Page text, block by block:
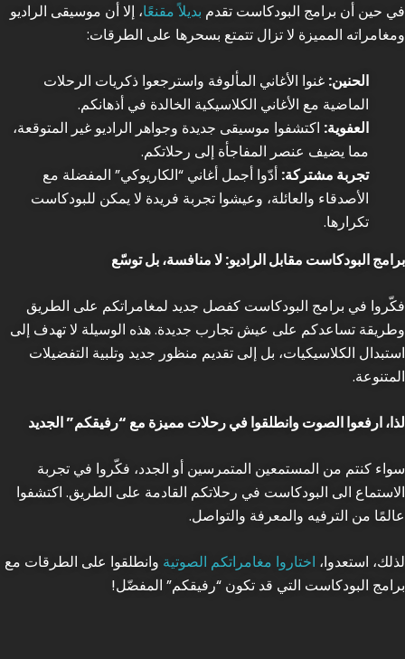
في حين أن برامج البودكاست تقدم بديلاً مقنعًا، إلا أن موسيقى الراديو
ومغامراته المميزة لا تزال تتمتع بسحرها على الطرقات:
الحنين: غنوا الأغاني المألوفة واسترجعوا ذكريات الرحلات
الماضية مع الأغاني الكلاسيكية الخالدة في أذهانكم.
العفوية: اكتشفوا موسيقى جديدة وجواهر الراديو غير المتوقعة،
مما يضيف عنصر المفاجأة إلى رحلاتكم.
تجربة مشتركة: أدّوا أجمل أغاني “الكاريوكي” المفضلة مع
الأصدقاء والعائلة، وعيشوا تجربة فريدة لا يمكن للبودكاست
تكرارها.
برامج البودكاست مقابل الراديو: لا منافسة، بل توسّع
فكّروا في برامج البودكاست كفصل جديد لمغامراتكم على الطريق
وطريقة تساعدكم على عيش تجارب جديدة. هذه الوسيلة لا تهدف إلى
استبدال الكلاسيكيات، بل إلى تقديم منظور جديد وتلبية التفضيلات
المتنوعة.
لذا، ارفعوا الصوت وانطلقوا في رحلات مميزة مع “رفيقكم” الجديد
سواء كنتم من المستمعين المتمرسين أو الجدد، فكّروا في تجربة
الاستماع الى البودكاست في رحلاتكم القادمة على الطريق. اكتشفوا
عالمًا من الترفيه والمعرفة والتواصل.
لذلك، استعدوا، اختاروا مغامراتكم الصوتية وانطلقوا على الطرقات مع
برامج البودكاست التي قد تكون “رفيقكم” المفضّل!